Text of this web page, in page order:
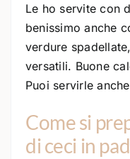
Le ho servite con
benissimo anche
verdure
versatili. Buone
Puoi servirle
Come si
di ceci in